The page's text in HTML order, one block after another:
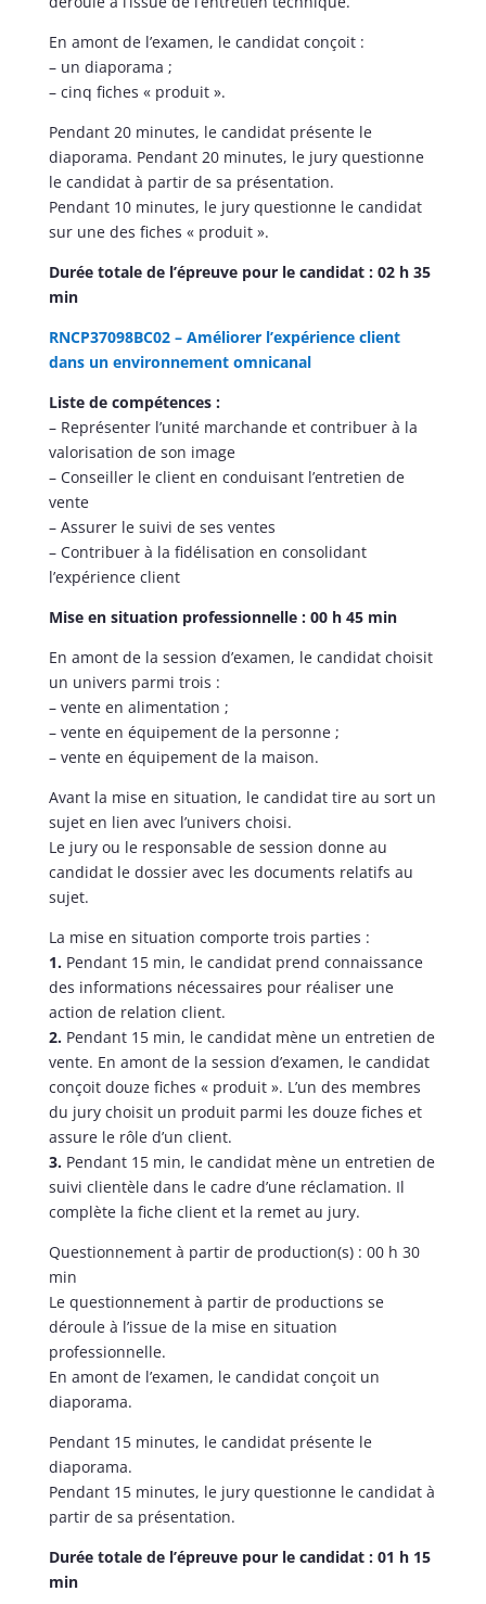
En amont de l’examen, le candidat conçoit :
– un diaporama ;
– cinq fiches « produit ».
Pendant 20 minutes, le candidat présente le
diaporama. Pendant 20 minutes, le jury questionne
le candidat à partir de sa présentation.
Pendant 10 minutes, le jury questionne le candidat
sur une des fiches « produit ».
Durée totale de l’épreuve pour le candidat : 02 h 35
min
RNCP37098BC02 – Améliorer l’expérience client
dans un environnement omnicanal
Liste de compétences :
– Représenter l’unité marchande et contribuer à la
valorisation de son image
– Conseiller le client en conduisant l’entretien de
vente
– Assurer le suivi de ses ventes
– Contribuer à la fidélisation en consolidant
l’expérience client
Mise en situation professionnelle : 00 h 45 min
En amont de la session d’examen, le candidat choisit
un univers parmi trois :
– vente en alimentation ;
– vente en équipement de la personne ;
– vente en équipement de la maison.
Avant la mise en situation, le candidat tire au sort un
sujet en lien avec l’univers choisi.
Le jury ou le responsable de session donne au
candidat le dossier avec les documents relatifs au
sujet.
La mise en situation comporte trois parties :
1. Pendant 15 min, le candidat prend connaissance
des informations nécessaires pour réaliser une
action de relation client.
2. Pendant 15 min, le candidat mène un entretien de
vente. En amont de la session d’examen, le candidat
conçoit douze fiches « produit ». L’un des membres
du jury choisit un produit parmi les douze fiches et
assure le rôle d’un client.
3. Pendant 15 min, le candidat mène un entretien de
suivi clientèle dans le cadre d’une réclamation. Il
complète la fiche client et la remet au jury.
Questionnement à partir de production(s) : 00 h 30
min
Le questionnement à partir de productions se
déroule à l’issue de la mise en situation
professionnelle.
En amont de l’examen, le candidat conçoit un
diaporama.
Pendant 15 minutes, le candidat présente le
diaporama.
Pendant 15 minutes, le jury questionne le candidat à
partir de sa présentation.
Durée totale de l’épreuve pour le candidat : 01 h 15
min